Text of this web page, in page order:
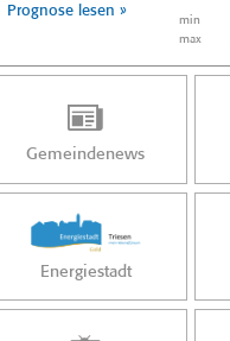
Prognose lesen »
min
max
Gemeindenews
Energiestadt